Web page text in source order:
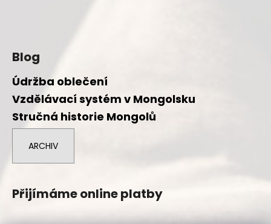
Blog
Údržba oblečení
Vzdělávací systém v Mongolsku
Stručná historie Mongolů
ARCHIV
Přijímáme online platby